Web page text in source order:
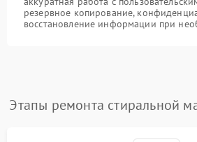
резервное копирование,
восстановление информации при
Этапы ремонта стиральной